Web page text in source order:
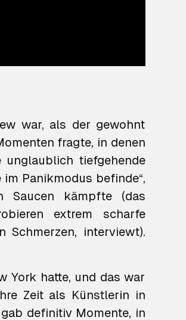
war, als der gewohnt
fragte, in denen
unglaublich tiefgehende
Panikmodus befinde“,
Saucen kämpfte (das
extrem scharfe
Schmerzen, interviewt).
York hatte, und das war
Zeit als Künstlerin in
definitiv Momente, in